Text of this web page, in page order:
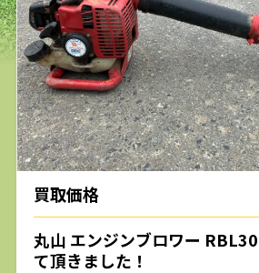
求人
買取価格
丸山 エンジンブロワー
て頂きました！